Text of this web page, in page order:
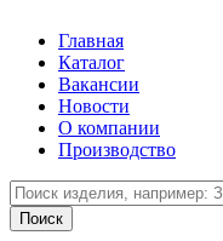
Главная
Каталог
Вакансии
Новости
О компании
Производство